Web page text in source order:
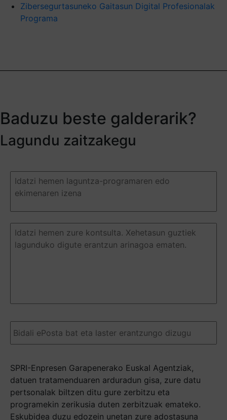
Zibersegurtasuneko Gaitasun Digital Profesionalak
Programa
Baduzu beste galderarik?
Lagundu zaitzakegu
Duda
pregunta (Required)
Duda
pregunta (Required)
Email (Required)
SPRI-Enpresen Garapenerako Euskal Agentziak,
datuen tratamenduaren arduradun gisa, zure datu
pertsonalak biltzen ditu gure zerbitzu eta
programekin zerikusia duten zerbitzuak emateko.
Eskubidea duzu edozein unetan zure adostasuna